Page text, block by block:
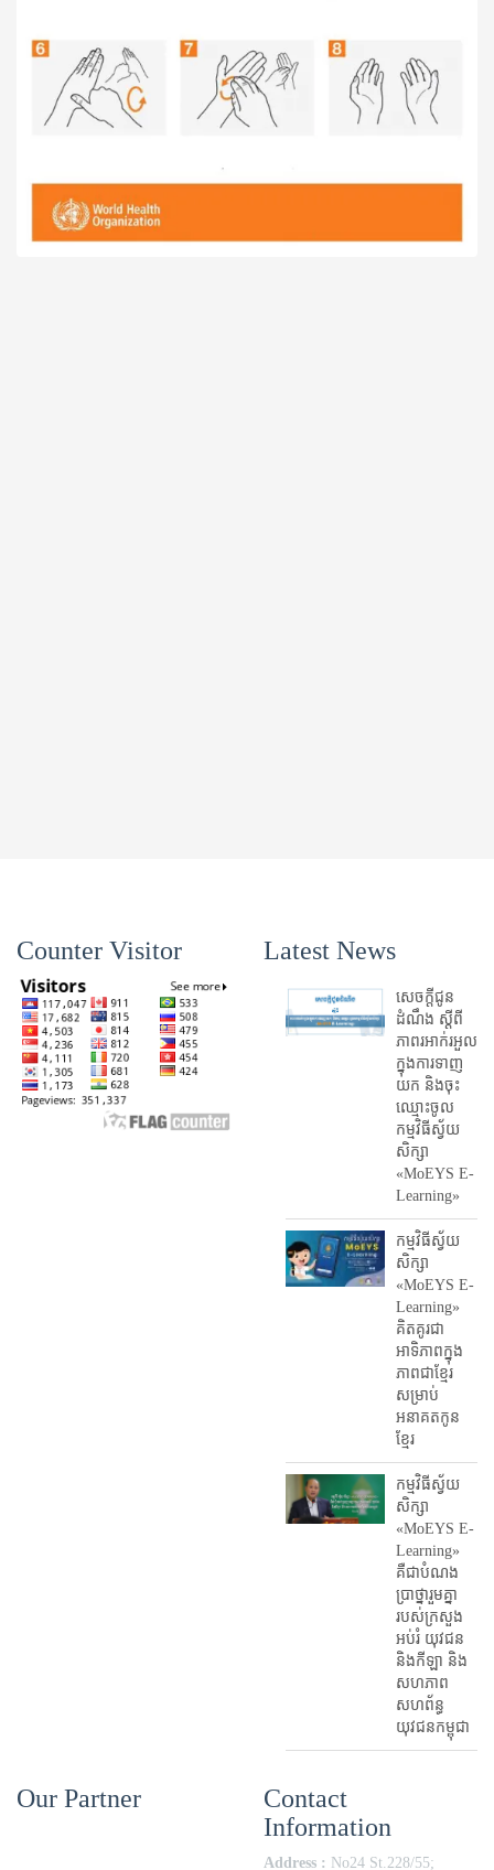
Counter Visitor Latest News
សេចក្តីជូន
ដំណឹង ស្តី​ពី
ភាព​រអាក់រអួល​
ក្នុងការ​ទាញ​
យក និង​ចុះ​
ឈ្មោះ​ចូល​
កម្មវិធី​ស្វ័យ
សិក្សា
«MoEYS E-
Learning»
កម្មវិធីស្វ័យ
សិក្សា
«MoEYS E-
Learning»
គិតគូរជា
អាទិភាពក្នុង
ភាពជាខ្មែរ
សម្រាប់
អនាគតកូន
ខ្មែរ
កម្មវិធីស្វ័យ
សិក្សា
«MoEYS E-
Learning»
គឺជាបំណង
ប្រាថ្នារួមគ្នា
របស់ក្រសួង
អប់រំ​ យុវជន
និងកីឡា និង
សហភាព
សហព័ន្ធ
យុវជនកម្ពុជា
Our Partner
Contact
Information
Address : No24 St.228/55;